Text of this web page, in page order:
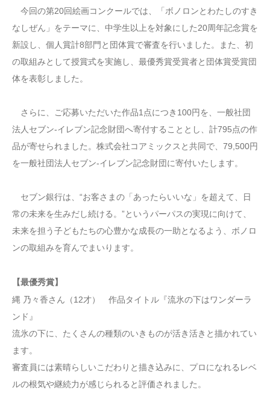
今回の第20回絵画コンクールでは、「ボノロンとわたしのすき
なしぜん」をテーマに、中学生以上を対象にした20周年記念賞を
新設し、個人賞計8部門と団体賞で審査を行いました。また、初
の取組みとして授賞式を実施し、最優秀賞受賞者と団体賞受賞団
体を表彰しました。
さらに、ご応募いただいた作品1点につき100円を、一般社団
法人セブン‐イレブン記念財団へ寄付することとし、計795点の作
品が寄せられました。株式会社コアミックスと共同で、79,500円
を一般社団法人セブン‐イレブン記念財団に寄付いたします。
セブン銀行は、“お客さまの「あったらいいな」を超えて、日
常の未来を生みだし続ける。”というパーパスの実現に向けて、
未来を担う子どもたちの心豊かな成長の一助となるよう、ボノロ
ンの取組みを育んでまいります。
【最優秀賞】
縄 乃々香さん（12才） 作品タイトル『流氷の下はワンダーラ
ンド』
流氷の下に、たくさんの種類のいきものが活き活きと描かれてい
ます。
審査員には素晴らしいこだわりと描き込みに、プロになれるレベ
ルの根気や継続力が感じられると評価されました。